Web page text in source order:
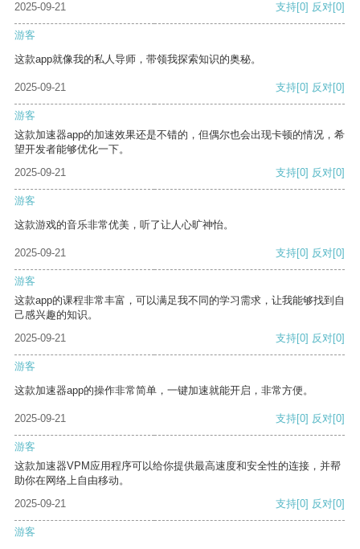
2025-09-21 支持[0] 反对[0]
游客
这款app就像我的私人导师，带领我探索知识的奥秘。
2025-09-21 支持[0] 反对[0]
游客
这款加速器app的加速效果还是不错的，但偶尔也会出现卡顿的情况，希
望开发者能够优化一下。
2025-09-21
支持[0] 反对[0]
游客
这款游戏的音乐非常优美，听了让人心旷神怡。
2025-09-21 支持[0] 反对[0]
游客
这款app的课程非常丰富，可以满足我不同的学习需求，让我能够找到自
己感兴趣的知识。
2025-09-21
支持[0] 反对[0]
游客
这款加速器app的操作非常简单，一键加速就能开启，非常方便。
2025-09-21 支持[0] 反对[0]
游客
这款加速器VPM应用程序可以给你提供最高速度和安全性的连接，并帮
助你在网络上自由移动。
2025-09-21
支持[0] 反对[0]
游客